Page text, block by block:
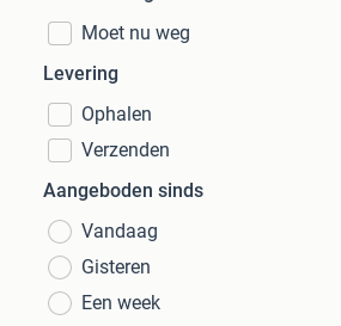
Moet nu weg
Levering
Ophalen
Verzenden
Aangeboden sinds
Vandaag
Gisteren
Een week